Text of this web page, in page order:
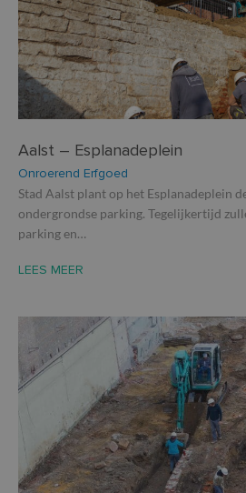
Aalst – Esplanadeplein
Onroerend Erfgoed
Stad Aalst plant op het Esplanadeplein
ondergrondse parking. Tegelijkertijd
parking en…
LEES MEER